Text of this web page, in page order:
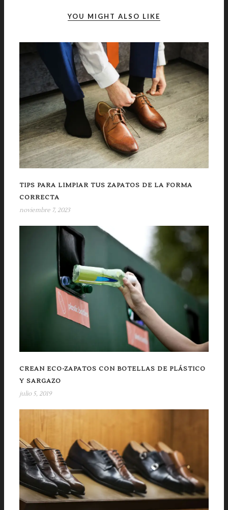
YOU MIGHT ALSO LIKE
TIPS PARA LIMPIAR TUS ZAPATOS DE LA FORMA
CORRECTA
noviembre 7, 2023
CREAN ECO-ZAPATOS CON BOTELLAS DE PLÁSTICO
Y SARGAZO
julio 5, 2019